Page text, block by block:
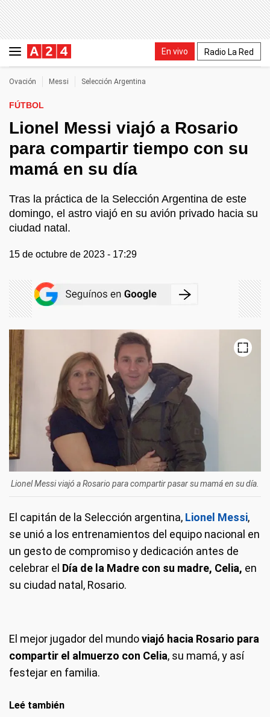
En vivo Radio La Red
Ovación Messi Selección Argentina
FÚTBOL
Lionel Messi viajó a Rosario
para compartir tiempo con su
mamá en su día
Tras la práctica de la Selección Argentina de este
domingo, el astro viajó en su avión privado hacia su
ciudad natal.
15 de octubre de 2023 - 17:29
Lionel Messi viajó a Rosario para compartir pasar su mamá en su día.
El capitán de la Selección argentina, Lionel Messi,
se unió a los entrenamientos del equipo nacional en
un gesto de compromiso y dedicación antes de
celebrar el Día de la Madre con su madre, Celia, en
su ciudad natal, Rosario.
El mejor jugador del mundoviajó hacia Rosario para
compartir el almuerzo con Celia, su mamá, y así
festejar en familia.
Leé también